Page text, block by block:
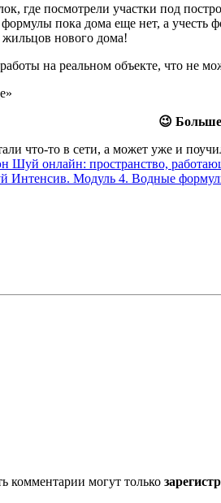
где посмотрели участки под
пока дома еще нет, а
жильцов нового дома!
на реальном объекте, что не
😉
что-то в сети, а может уже и
Шуй онлайн: пространство,
Интенсив. Модуль 4. Водные
комментарии могут только